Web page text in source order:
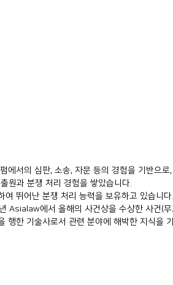
서의 심판, 소송, 자문 등의 경험을 기반으
원과 분쟁 처리 경험을 쌓았습니다.
뛰어난 분쟁 처리 능력을 보유하고 있습니다.
에서 올해의 사건상을 수상한 사건(
행한 기술사로서 관련 분야에 해박한 지식을